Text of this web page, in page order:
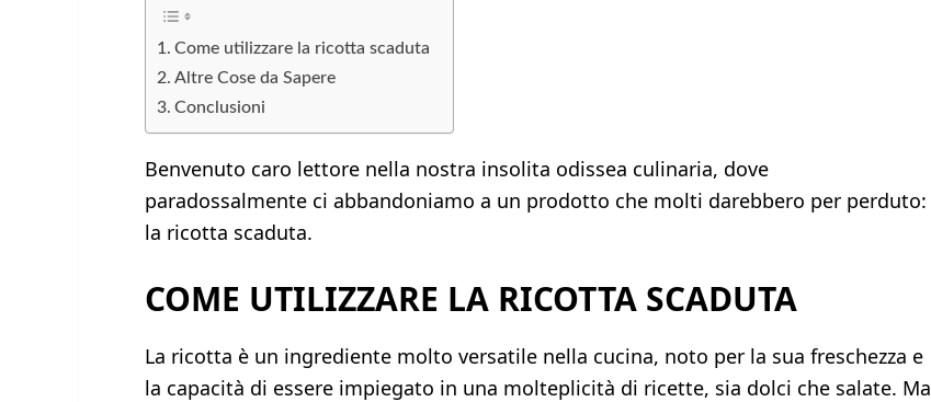
Come utilizzare la ricotta scaduta
Altre Cose da Sapere
Conclusioni
Benvenuto caro lettore nella nostra insolita odissea culinaria, dove
paradossalmente ci abbandoniamo a un prodotto che molti darebbero per perduto:
la ricotta scaduta.
COME UTILIZZARE LA RICOTTA SCADUTA
La ricotta è un ingrediente molto versatile nella cucina, noto per la sua freschezza e
la capacità di essere impiegato in una molteplicità di ricette, sia dolci che salate. Ma